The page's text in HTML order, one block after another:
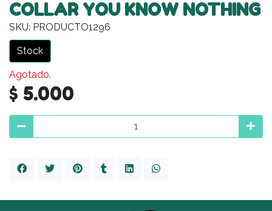
COLLAR YOU KNOW NOTHING
SKU: PRODUCTO1296
Stock
Agotado.
$ 5.000